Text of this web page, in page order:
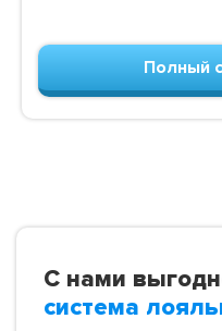
Полный
С нами
система